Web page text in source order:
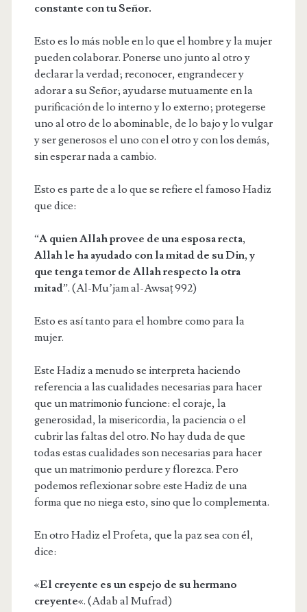
constante con tu Señor.
Esto es lo más noble en lo que el hombre y la mujer
pueden colaborar. Ponerse uno junto al otro y
declarar la verdad; reconocer, engrandecer y
adorar a su Señor; ayudarse mutuamente en la
purificación de lo interno y lo externo; protegerse
uno al otro de lo abominable, de lo bajo y lo vulgar
y ser generosos el uno con el otro y con los demás,
sin esperar nada a cambio.
Esto es parte de a lo que se refiere el famoso Hadiz
que dice:
“A quien Allah provee de una esposa recta,
Allah le ha ayudado con la mitad de su Din, y
que tenga temor de Allah respecto la otra
mitad”. (Al-Mu’jam al-Awsaṭ 992)
Esto es así tanto para el hombre como para la
mujer.
Este Hadiz a menudo se interpreta haciendo
referencia a las cualidades necesarias para hacer
que un matrimonio funcione: el coraje, la
generosidad, la misericordia, la paciencia o el
cubrir las faltas del otro. No hay duda de que
todas estas cualidades son necesarias para hacer
que un matrimonio perdure y florezca. Pero
podemos reflexionar sobre este Hadiz de una
forma que no niega esto, sino que lo complementa.
En otro Hadiz el Profeta, que la paz sea con él,
dice:
«El creyente es un espejo de su hermano
creyente«. (Adab al Mufrad)